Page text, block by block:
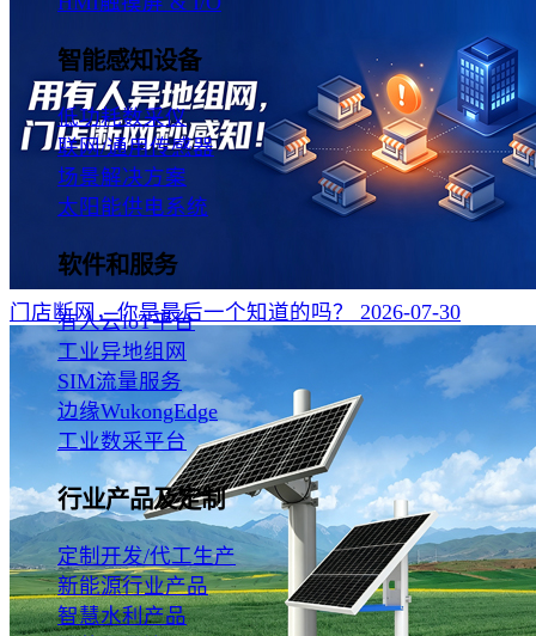
智能感知设备
低功耗数采仪
联网/通用传感器
场景解决方案
太阳能供电系统
软件和服务
有人云loT平台
工业异地组网
SIM流量服务
边缘WukongEdge
工业数采平台
行业产品及定制
定制开发/代工生产
新能源行业产品
智慧水利产品
门店断网，你是最后一个知道的吗？ 2026-07-30